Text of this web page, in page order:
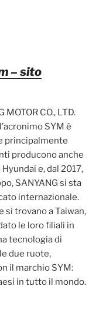
– sito
MOTOR CO., LTD.
SYM è
principalmente
producono anche
e, dal 2017,
SANYANG si sta
internazionale.
si trovano a Taiwan,
le loro filiali in
tecnologia di
due ruote,
il marchio SYM:
in tutto il mondo.